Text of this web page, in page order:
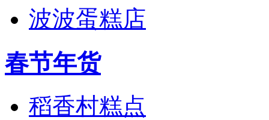
波波蛋糕店
春节年货
稻香村糕点